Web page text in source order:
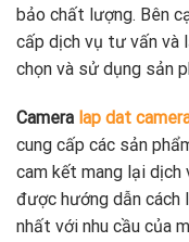
bảo chất lượng. Bên
cấp dịch vụ tư vấn và
chọn và sử dụng sản
Camera lap dat
cung cấp các sản
cam kết mang lại dịch
được hướng dẫn cách
nhất với nhu cầu của